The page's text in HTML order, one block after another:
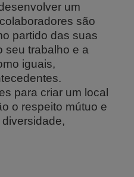
um
são
partido das suas
seu trabalho e a
iguais,
para criar um local
o respeito mútuo e